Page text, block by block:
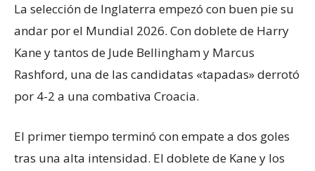
La selección de Inglaterra empezó con buen pie su
andar por el Mundial 2026. Con doblete de Harry
Kane y tantos de Jude Bellingham y Marcus
Rashford, una de las candidatas «tapadas» derrotó
por 4-2 a una combativa Croacia.
El primer tiempo terminó con empate a dos goles
tras una alta intensidad. El doblete de Kane y los